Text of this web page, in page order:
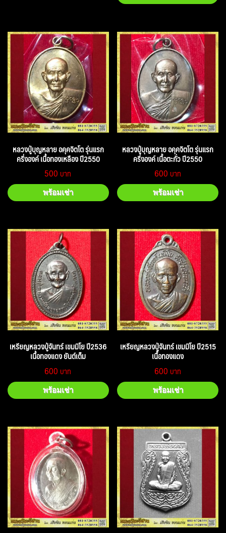
หลวงปู่บุญหลาย อคุคจิตโต รุ่นแรก
ครึ่งองค์ เนื้อทองเหลือง ปี2550
500
พร้อมเช่า
หลวงปู่บุญหลาย อคุคจิตโต รุ่นแรก
ครึ่งองค์ เนื้อตะกั่ว ปี2550
600
พร้อมเช่า
เหรียญหลวงปู่จันทร์ เขมมิโย ปี2536
เนื้อทองแดง ยันต์เต็ม
600
พร้อมเช่า
เหรียญหลวงปู่จันทร์ เขมมิโย ปี2515
เนื้อทองแดง
600
พร้อมเช่า